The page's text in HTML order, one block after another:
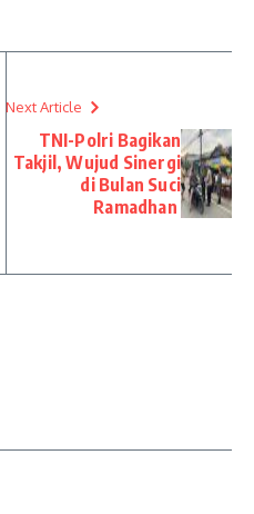
Next Article
TNI-Polri Bagikan
Takjil, Wujud Sinergi
di Bulan Suci
Ramadhan